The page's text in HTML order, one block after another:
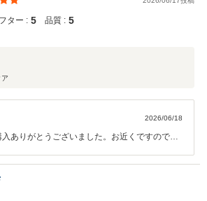
ター : 5 品質 : 5
ア
2026/06/18
ありがとうございました。お近くですので車